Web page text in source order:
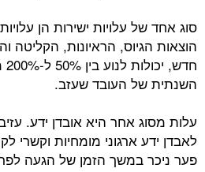
סוג אחד של עלויות ישירות הן
הוצאות הגיוס, הראיונות,
השנתית של העובד שעזב.
עלות מסוג אחר היא אובדן ידע.
לאבדן ידע ארגוני מומחיות וקשרי
פער ניכר במשך הזמן של הגעה